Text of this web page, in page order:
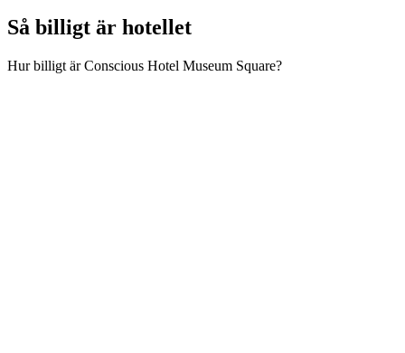
Så billigt är hotellet
Hur billigt är Conscious Hotel Museum Square?